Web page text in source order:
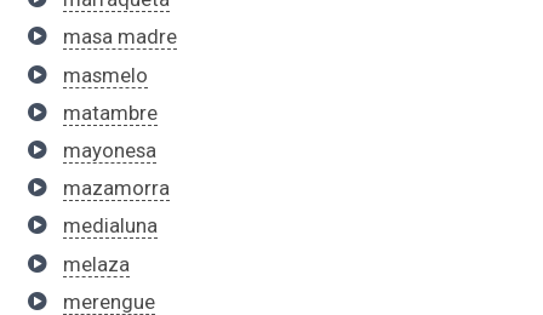
masa madre
masmelo
matambre
mayonesa
mazamorra
medialuna
melaza
merengue